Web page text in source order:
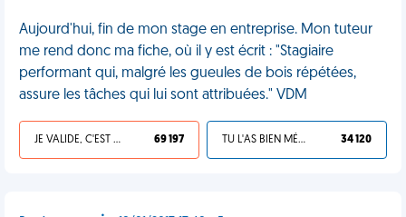
Aujourd'hui, fin de mon stage en entreprise. Mon tuteur
me rend donc ma fiche, où il y est écrit : "Stagiaire
performant qui, malgré les gueules de bois répétées,
assure les tâches qui lui sont attribuées." VDM
JE VALIDE, C'EST UNE VDM 69 197 TU L'AS BIEN MÉRITÉ 34 120